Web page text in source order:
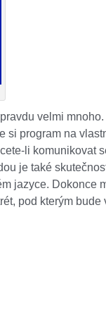
velmi
si program na
li komunikovat
je také
jazyce. Dokonce
pod kterým bude